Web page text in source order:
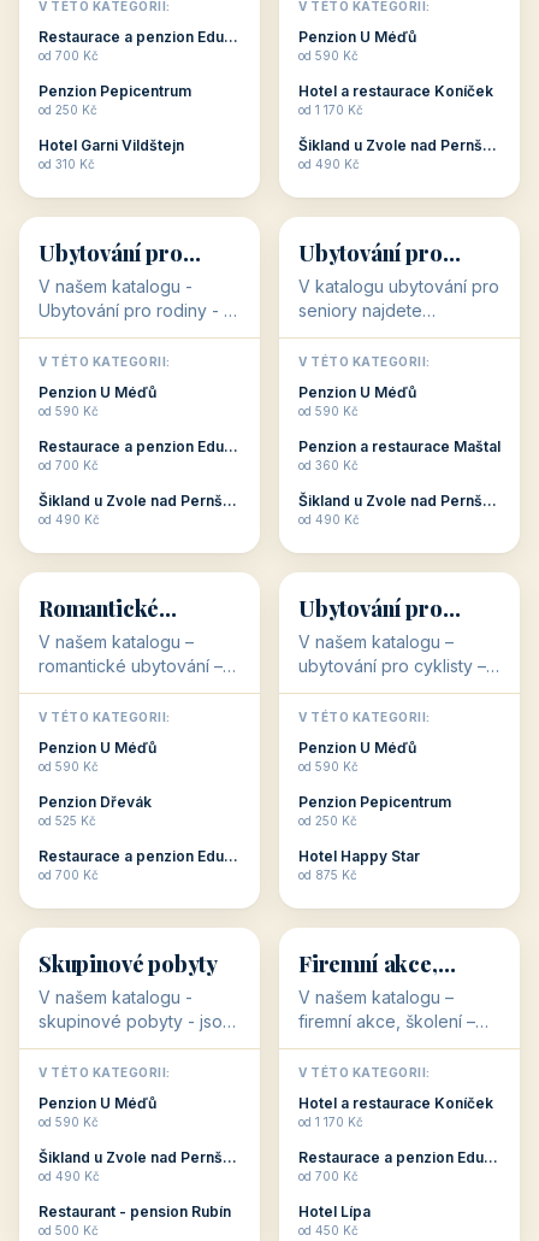
dovolenou přímo
souvisejí. Aktivní
odpočinek jso...
V TÉTO KATEGORII:
Restaurace a penzion Eduard
od 700 Kč
Penzion Pepicentrum
od 250 Kč
Hotel Garni Vildštejn
od 310 Kč
cenově dostupné
ubytování v ČR. Budete
c...
V TÉTO KATEGORII:
Penzion U Méďů
od 590 Kč
Hotel a restaurace Koníček
od 1 170 Kč
Šikland u Zvole nad Pernštejnem
od 490 Kč
👨‍👩‍👧‍👦
👨‍👩‍👧‍👦
34 objektů
Ubytování pro
rodiny
V našem katalogu -
Ubytování pro rodiny -
jsou pro Vás připraveny
objekty, které svojí
polohou či vybaveností,
nabízí klidné ubytování
V TÉTO KATEGORII:
Penzion U Méďů
od 590 Kč
Restaurace a penzion Eduard
od 700 Kč
Šikland u Zvole nad Pernštejnem
od 490 Kč
🧓
🧓
33 objektů
Ubytování pro
seniory
V katalogu ubytování pro
seniory najdete
penziony a hotely, které
jsou přizpůsobeny pro
ubytování klientů vyššího
věku. Některé z nich
V TÉTO KATEGORII:
Penzion U Méďů
od 590 Kč
Penzion a restaurace Maštal
od 360 Kč
Šikland u Zvole nad Pernštejnem
od 490 Kč
💕
💕
Romantické
ubytování
V našem katalogu –
romantické ubytování –
jsou pro Vás připraveny
objekty, které svojí
stavbou, polohou anebo
zaměřením nabízí
Romantické ...
V TÉTO KATEGORII:
Penzion U Méďů
od 590 Kč
Penzion Dřevák
od 525 Kč
Restaurace a penzion Eduard
od 700 Kč
🚴
🚴
32 objektů
Ubytování pro
cyklisty
V našem katalogu –
ubytování pro cyklisty –
jsou pro Vás připraveny
objekty, které jsou na
milovníky cykloturistiky
připraveny. Většinou mají
V TÉTO KATEGORII:
Penzion U Méďů
od 590 Kč
Penzion Pepicentrum
od 250 Kč
Hotel Happy Star
od 875 Kč
👥
👥
32 objektů
Skupinové pobyty
V našem katalogu -
skupinové pobyty - jsou
pro Vás připraveny
objekty, které nabízí
ubytování skupin v
penzionech, hotelích a
Budete překva...
V TÉTO KATEGORII:
Penzion U Méďů
od 590 Kč
Šikland u Zvole nad Pernštejnem
od 490 Kč
Restaurant - pension Rubín
od 500 Kč
💼
💼
31 objektů
Firemní akce,
školení
V našem katalogu –
firemní akce, školení –
jsou pro Vás připraveny
objekty, které mají
zkušenosti pořádat i
menší firemní akce a
ob...
V TÉTO KATEGORII:
Hotel a restaurace Koníček
od 1 170 Kč
Restaurace a penzion Eduard
od 700 Kč
Hotel Lípa
od 450 Kč